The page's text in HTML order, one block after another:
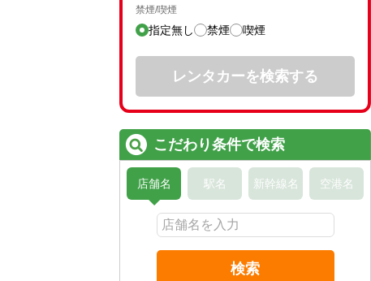
禁煙/喫煙
指定無し 禁煙 喫煙
レンタカーを検索する
こだわり条件で検索
店舗名 駅名 新幹線名 空港名
検索